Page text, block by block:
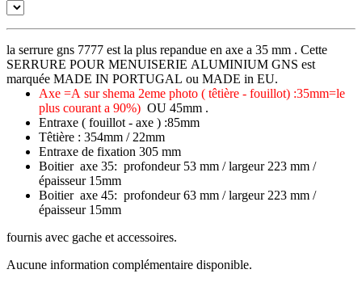
la serrure gns 7777 est la plus repandue en axe a 35 mm . Cette
SERRURE POUR MENUISERIE ALUMINIUM GNS est
marquée MADE IN PORTUGAL ou MADE in EU.
Axe =A sur shema 2eme photo ( têtière - fouillot) :35mm=le
plus courant a 90%) OU 45mm .
Entraxe ( fouillot - axe ) :85mm
Têtière : 354mm / 22mm
Entraxe de fixation 305 mm
Boitier axe 35: profondeur 53 mm / largeur 223 mm /
épaisseur 15mm
Boitier axe 45: profondeur 63 mm / largeur 223 mm /
épaisseur 15mm
fournis avec gache et accessoires.
Aucune information complémentaire disponible.